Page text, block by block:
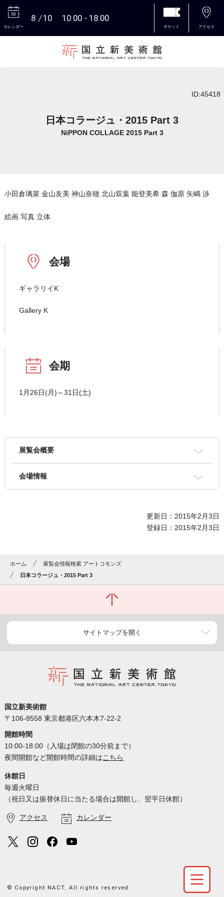
カレンダー
8 10 10:00 18:00
チケット アクセス
ID:45418
日本コラージュ・2015 Part 3
NiPPON COLLAGE 2015 Part 3
小田倉璃菜 金山友美 神山奈穂 北山双葉 能登美希 森 伽原 矢嶋 渉
絵画 写真 立体
会場
ギャラリイK
Gallery K
会期
1月26日(月)～31日(土)
展覧会概要
会場情報
更新日：2015年2月3日
登録日：2015年2月3日
ホーム
展覧会情報検索 アートコモンズ
日本コラージュ・2015 Part 3
サイトマップを開く
国立新美術館
〒106-8558 東京都港区六本木7-22-2
開館時間
10:00-18:00（入場は閉館の30分前まで）
夜間開館など開館時間の詳細はこちら
休館日
毎週火曜日
（祝日又は振替休日に当たる場合は開館し、翌平日休館）
アクセス カレンダー
© Copyright NACT. All rights reserved.